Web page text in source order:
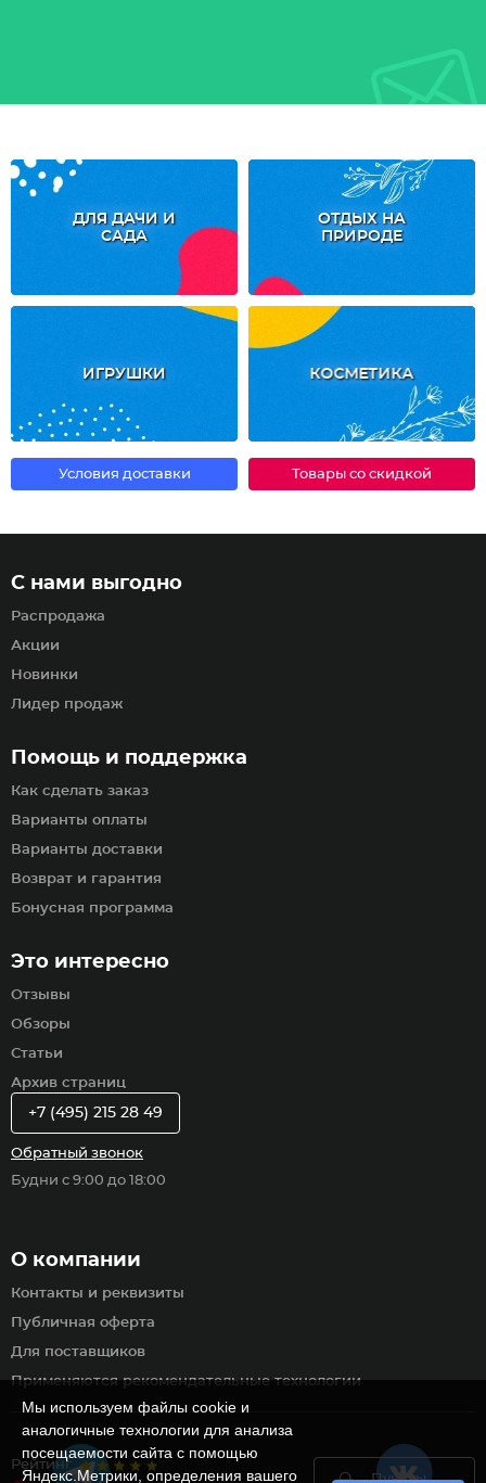
ДЛЯ ДАЧИ И
САДА
ОТДЫХ НА
ПРИРОДЕ
ИГРУШКИ КОСМЕТИКА
Условия доставки Товары со скидкой
Рейтинг
Пункты
Помощь и поддержка
Как сделать заказ
Варианты оплаты
Варианты доставки
Возврат и гарантия
Бонусная программа
С нами выгодно
Распродажа
Акции
Новинки
Лидер продаж
Это интересно
Отзывы
Обзоры
Статьи
Архив страниц
О компании
Контакты и реквизиты
Публичная оферта
Для поставщиков
Применяются рекомендательные технологии
+7 (495) 215 28 49
Обратный звонок
Будни с 9:00 до 18:00
Мы используем файлы cookie и
аналогичные технологии для анализа
посещаемости сайта с помощью
Яндекс.Метрики, определения вашего